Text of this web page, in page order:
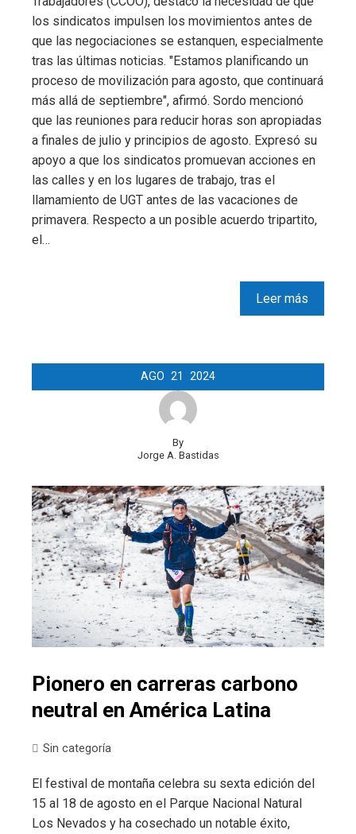
los sindicatos impulsen los movimientos antes de
que las negociaciones se estanquen, especialmente
tras las últimas noticias. "Estamos planificando un
proceso de movilización para agosto, que continuará
más allá de septiembre", afirmó. Sordo mencionó
que las reuniones para reducir horas son apropiadas
a finales de julio y principios de agosto. Expresó su
apoyo a que los sindicatos promuevan acciones en
las calles y en los lugares de trabajo, tras el
llamamiento de UGT antes de las vacaciones de
primavera. Respecto a un posible acuerdo tripartito,
el…
Leer más
AGO 21 2024
By
Jorge A. Bastidas
Pionero en carreras carbono
neutral en América Latina
Sin categoría
El festival de montaña celebra su sexta edición del
15 al 18 de agosto en el Parque Nacional Natural
Los Nevados y ha cosechado un notable éxito,